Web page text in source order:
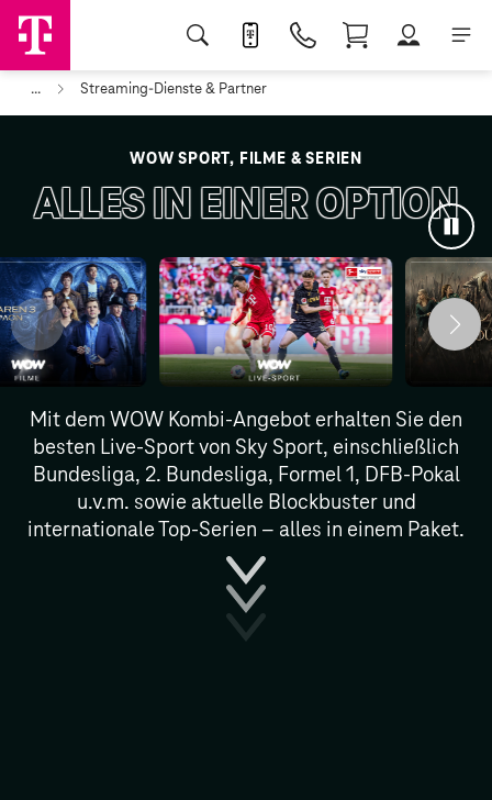
... Streaming-Dienste & Partner
WOW SPORT, FILME & SERIEN
ALLES IN EINER OPTION
Mit dem WOW Kombi-Angebot erhalten Sie den
besten Live-Sport von Sky Sport, einschließlich
Bundesliga, 2. Bundesliga, Formel 1, DFB-Pokal
u.v.m. sowie aktuelle Block­buster und
internationale Top-Serien – alles in einem Paket.